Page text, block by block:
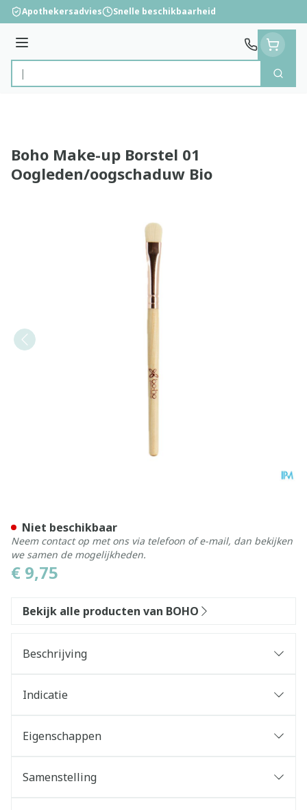
Ga naar de inhoud
Apothekersadvies Snelle beschikbaarheid
Menu
Product, merk, categorie...
Zoek
Boho Make-up Borstel 01
Oogleden/oogschaduw Bio
€ 9,75
Niet beschikbaar
Neem contact op met ons via telefoon of e-mail, dan bekijken
we samen de mogelijkheden.
Bekijk alle producten van BOHO
Beschrijving
Indicatie
Eigenschappen
Samenstelling